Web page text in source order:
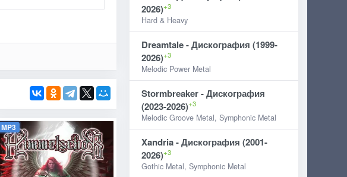
MP3
2026)+3
Hard & Heavy
Dreamtale - Дискография (1999-
2026)+3
Melodic Power Metal
Stormbreaker - Дискография
(2023-2026)+3
Melodic Groove Metal, Symphonic Metal
Xandria - Дискография (2001-
2026)+3
Gothic Metal, Symphonic Metal